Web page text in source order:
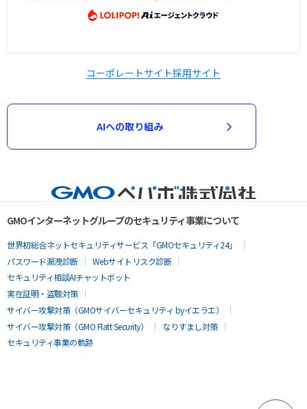
コーポレートサイト採用サイト
AIへの取り組み
GMOインターネットグループのセキュリティ事業について
世界初総合ネットセキュリティサービス「GMOセキュリティ24」
パスワード漏洩診断
Webサイトリスク診断
セキュリティ相談AIチャットボット
実在証明・盗聴対策
サイバー攻撃対策（GMOサイバーセキュリティ byイエラエ）
サイバー攻撃対策（GMO Flatt Security）
なりすまし対策
セキュリティ事業の軌跡